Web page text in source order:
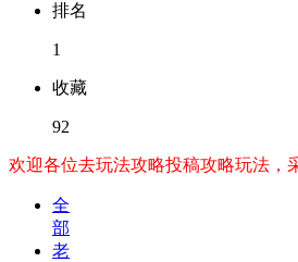
排名
1
收藏
92
欢迎各位去玩法攻略投稿攻略玩法，
全
部
老